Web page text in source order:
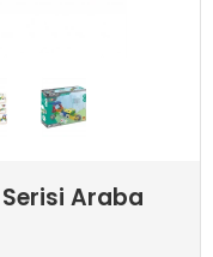
Araba